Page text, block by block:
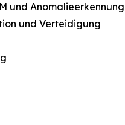
und Anomalieerkennung
und Verteidigung